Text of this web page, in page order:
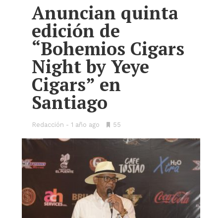
Anuncian quinta
edición de
“Bohemios Cigars
Night by Yeye
Cigars” en
Santiago
Redacción 1 año ago
•55